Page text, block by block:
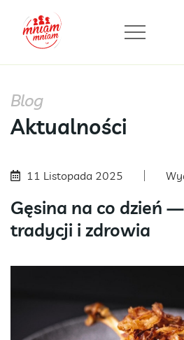
Blog
Aktualności
11 Listopada 2025
Gęsina na co dzień
tradycji i zdrowia